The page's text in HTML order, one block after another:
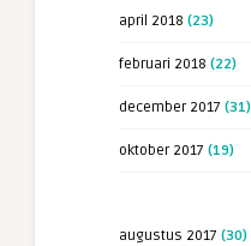
april 2018 (23)
februari 2018 (22)
december 2017 (31)
oktober 2017 (19)
augustus 2017 (30)